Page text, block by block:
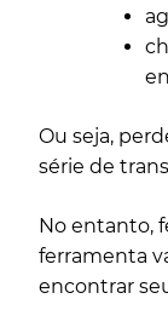
Ou seja,
série de
No entanto,
ferramenta
encontrar